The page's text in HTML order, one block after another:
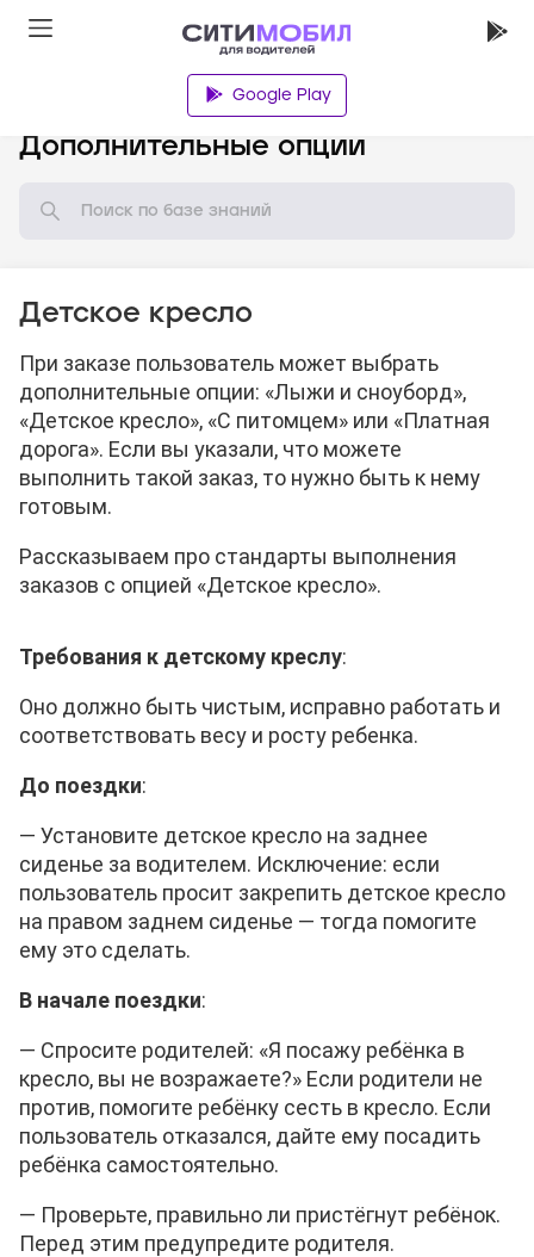
Google Play
Дополнительные опции
Детское кресло
При заказе пользователь может выбрать
дополнительные опции: «Лыжи и сноуборд»,
«Детское кресло», «С питомцем» или «Платная
дорога». Если вы указали, что можете
выполнить такой заказ, то нужно быть к нему
готовым.
Рассказываем про стандарты выполнения
заказов с опцией «Детское кресло».
Требования к детскому креслу:
Оно должно быть чистым, исправно работать и
соответствовать весу и росту ребенка.
До поездки:
— Установите детское кресло на заднее
сиденье за водителем. Исключение: если
пользователь просит закрепить детское кресло
на правом заднем сиденье — тогда помогите
ему это сделать.
В начале поездки:
— Спросите родителей: «Я посажу ребёнка в
кресло, вы не возражаете?» Если родители не
против, помогите ребёнку сесть в кресло. Если
пользователь отказался, дайте ему посадить
ребёнка самостоятельно.
— Проверьте, правильно ли пристёгнут ребёнок.
Перед этим предупредите родителя.